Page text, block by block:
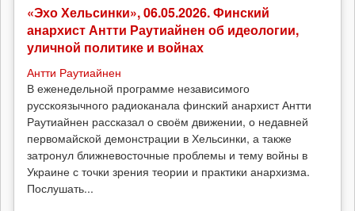
«Эхо Хельсинки», 06.05.2026. Финский
анархист Антти Раутиайнен об идеологии,
уличной политике и войнах
Антти Раутиайнен
В еженедельной программе независимого
русскоязычного радиоканала финский анархист Антти
Раутиайнен рассказал о своём движении, о недавней
первомайской демонстрации в Хельсинки, а также
затронул ближневосточные проблемы и тему войны в
Украине с точки зрения теории и практики анархизма.
Послушать...